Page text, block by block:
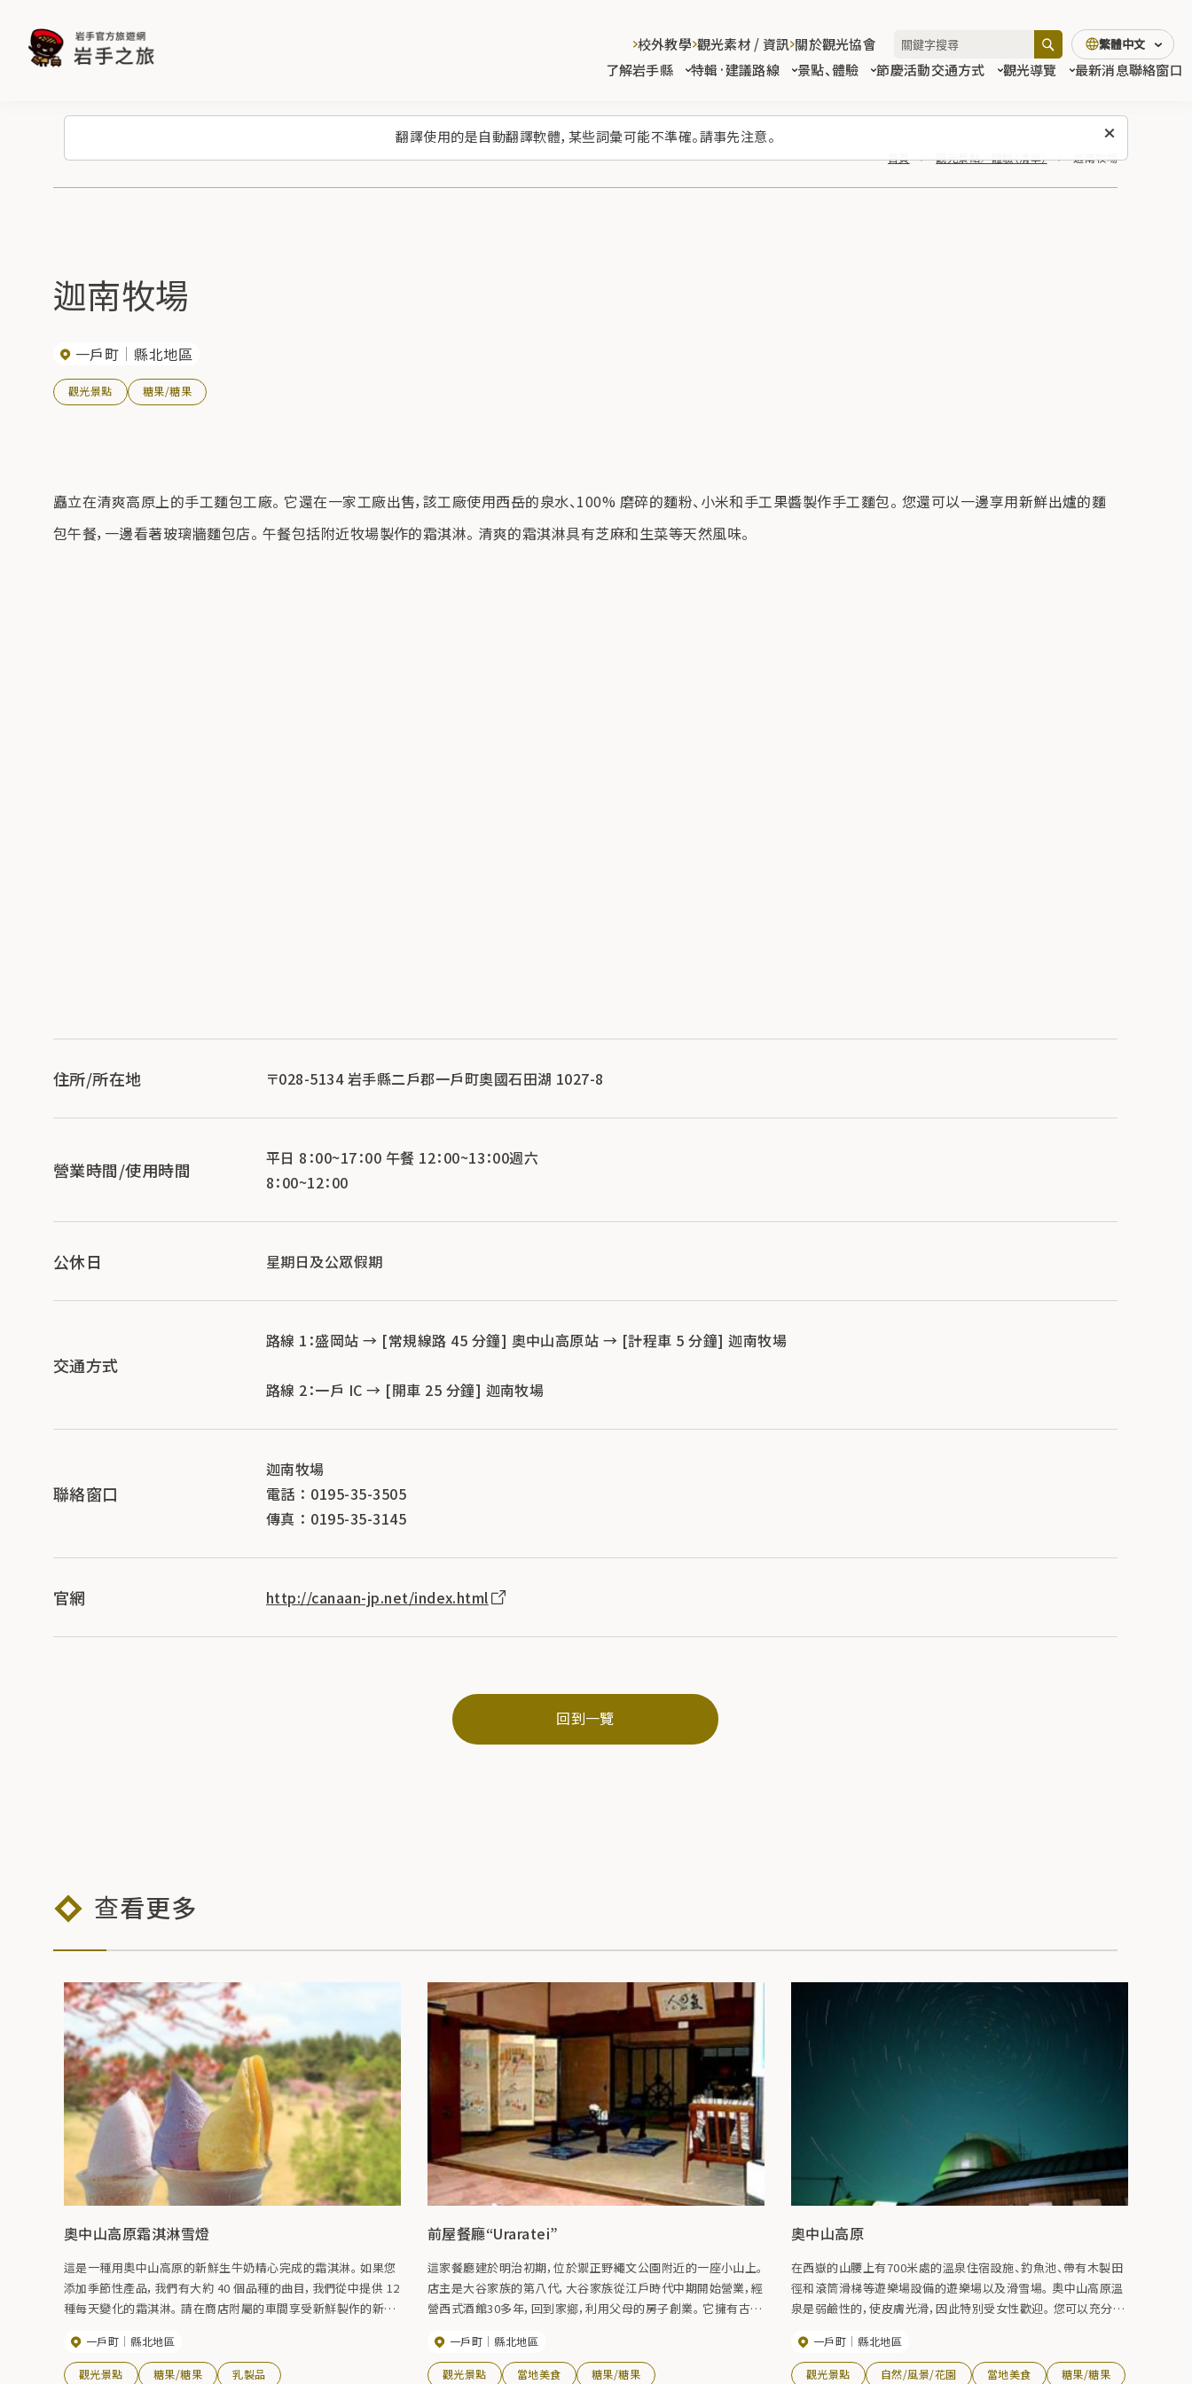
翻譯使用的是自動翻譯軟體，某些詞彙可能不準確。請事先注意。
了解岩手縣 特輯·建議路線 景點、體驗 節慶活動交通方式 觀光導覽 最新消息聯絡窗口
校外教學 觀光素材 / 資訊 關於觀光協會 繁體中文
首頁 觀光景點／體驗（清單） 迦南牧場
迦南牧場
一戶町 縣北地區
觀光景點 糖果/糖果
矗立在清爽高原上的手工麵包工廠。 它還在一家工廠出售，該工廠使用西岳的泉水、100% 磨碎的麵粉、小米和手工果醬製作手工麵包。 您還可以一邊享用新鮮出爐的麵
包午餐，一邊看著玻璃牆麵包店。 午餐包括附近牧場製作的霜淇淋。 清爽的霜淇淋具有芝麻和生菜等天然風味。
住所/所在地 〒028-5134 岩手縣二戶郡一戶町奧國石田湖 1027-8
營業時間/使用時間
平日 8：00~17：00 午餐 12：00~13：00週六
8：00~12：00
公休日 星期日及公眾假期
交通方式
路線 1：盛岡站 → [常規線路 45 分鐘] 奧中山高原站 → [計程車 5 分鐘] 迦南牧場
路線 2：一戶 IC → [開車 25 分鐘] 迦南牧場
聯絡窗口
迦南牧場
電話 ： 0195-35-3505
傳真 ： 0195-35-3145
官網 http://canaan-jp.net/index.html
回到一覽
查看更多
奧中山高原霜淇淋雪燈
這是一種用奧中山高原的新鮮生牛奶精心完成的霜淇淋。 如果您
添加季節性產品，我們有大約 40 個品種的曲目，我們從中提供 12
種每天變化的霜淇淋。 請在商店附屬的車間享受新鮮製作的新鮮
一戶町 縣北地區
觀光景點 糖果/糖果 乳製品
前屋餐廳“Uraratei”
這家餐廳建於明治初期，位於禦正野繩文公園附近的一座小山上。
店主是大谷家族的第八代，大谷家族從江戶時代中期開始營業，經
營西式酒館30多年，回到家鄉，利用父母的房子創業。 它擁有古樸
一戶町 縣北地區
觀光景點 當地美食 糖果/糖果
奧中山高原
在西嶽的山腰上有700米處的溫泉住宿設施、釣魚池、帶有木製田
徑和滾筒滑梯等遊樂場設備的遊樂場以及滑雪場。 奧中山高原溫
泉是弱鹼性的，使皮膚光滑，因此特別受女性歡迎。 您可以充分享
冬季的滑雪。
一戶町 縣北地區
觀光景點 自然/風景/花園 當地美食 糖果/糖果